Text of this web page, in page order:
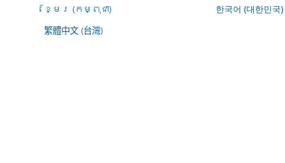
ខ្មែរ (កម្ពុជា)
한국어 (대한민국)
繁體中文 (台灣)